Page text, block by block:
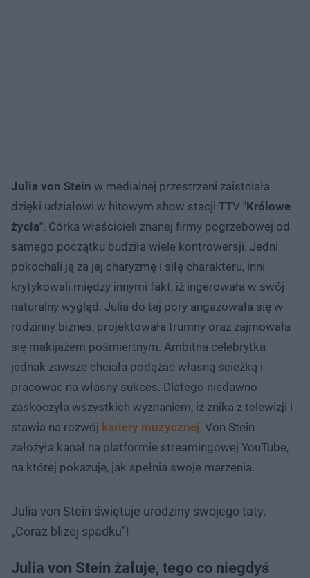
Julia von Stein w medialnej przestrzeni zaistniała
dzięki udziałowi w hitowym show stacji TTV "Królowe
życia". Córka właścicieli znanej firmy pogrzebowej od
samego początku budziła wiele kontrowersji. Jedni
pokochali ją za jej charyzmę i siłę charakteru, inni
krytykowali między innymi fakt, iż ingerowała w swój
naturalny wygląd. Julia do tej pory angażowała się w
rodzinny biznes, projektowała trumny oraz zajmowała
się makijażem pośmiertnym. Ambitna celebrytka
jednak zawsze chciała podążać własną ścieżką i
pracować na własny sukces. Dlatego niedawno
zaskoczyła wszystkich wyznaniem, iż znika z telewizji i
stawia na rozwój kariery muzycznej. Von Stein
założyła kanał na platformie streamingowej YouTube,
na której pokazuje, jak spełnia swoje marzenia.
Julia von Stein świętuje urodziny swojego taty.
„Coraz bliżej spadku”!
Julia von Stein żałuje, tego co niegdyś